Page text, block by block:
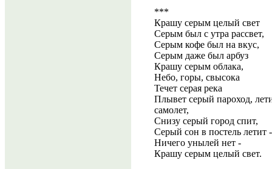
***
Крашу серым целый свет
Серым был с утра рассвет,
Серым кофе был на вкус,
Серым даже был арбуз
Крашу серым облака,
Небо, горы, свысока
Течет серая река
Плывет серый пароход,
самолет,
Снизу серый город спит,
Серый сон в постель летит -
Ничего унылей нет -
Крашу серым целый свет.